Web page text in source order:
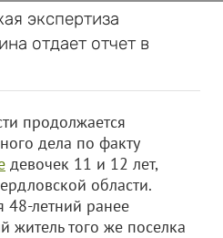
экспертиза
отдает отчет в
продолжается
дела по факту
девочек 11 и 12 лет,
области.
48-летний ранее
житель того же поселка